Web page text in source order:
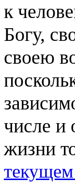
к
Богу,
своею
числе и
жизни